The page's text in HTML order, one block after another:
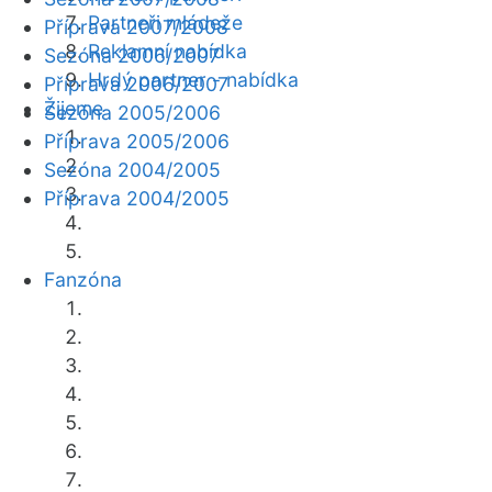
Partneři mládeže
Reklamní nabídka
Hrdý partner - nabídka
Žijeme
Fanzóna
Příprava 2007/2008
Sezóna 2006/2007
Příprava 2006/2007
Sezóna 2005/2006
Příprava 2005/2006
Sezóna 2004/2005
Příprava 2004/2005